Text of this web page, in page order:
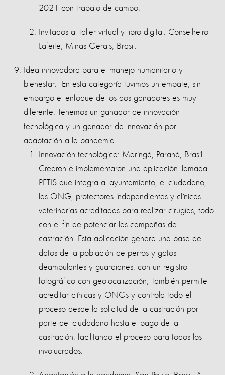
2021 con trabajo de campo.
Invitados al taller virtual y libro digital: Conselheiro
Lafeite, Minas Gerais, Brasil.
Idea innovadora para el manejo humanitario y
bienestar:
En esta categoría tuvimos un empate, sin
embargo el enfoque de los dos ganadores es muy
diferente. Tenemos un ganador de innovación
tecnológica y un ganador de innovación por
adaptación a la pandemia.
Innovación tecnológica: Maringá, Paraná, Brasil.
Crearon e implementaron una aplicación llamada
PETIS que integra al ayuntamiento, el ciudadano,
las ONG, protectores independientes y clínicas
veterinarias acreditadas para realizar cirugías, todo
con el fin de potenciar las campañas de
castración. Esta aplicación genera una base de
datos de la población de perros y gatos
deambulantes y guardianes, con un registro
fotográfico con geolocalización, También permite
acreditar clínicas y ONGs y controla todo el
proceso desde la solicitud de la castración por
parte del ciudadano hasta el pago de la
castración, facilitando el proceso para todos los
involucrados.